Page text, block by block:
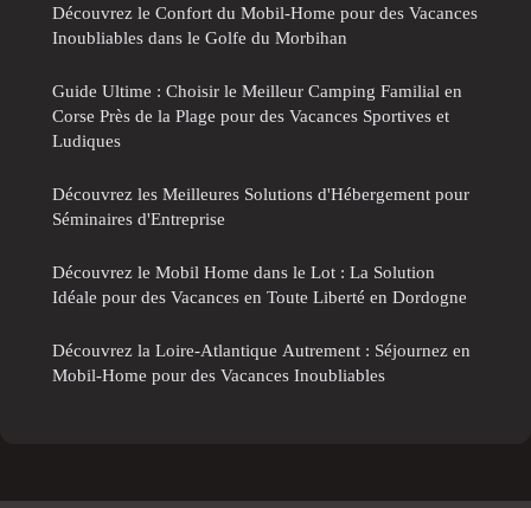
Découvrez le Confort du Mobil-Home pour des Vacances
Inoubliables dans le Golfe du Morbihan
Guide Ultime : Choisir le Meilleur Camping Familial en
Corse Près de la Plage pour des Vacances Sportives et
Ludiques
Découvrez les Meilleures Solutions d'Hébergement pour
Séminaires d'Entreprise
Découvrez le Mobil Home dans le Lot : La Solution
Idéale pour des Vacances en Toute Liberté en Dordogne
Découvrez la Loire-Atlantique Autrement : Séjournez en
Mobil-Home pour des Vacances Inoubliables